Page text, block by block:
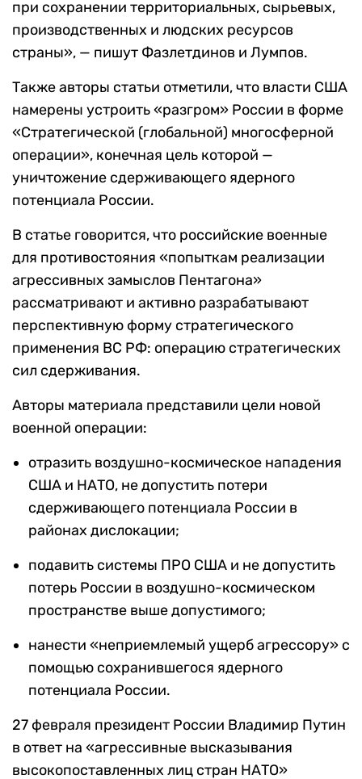
при сохранении территориальных, сырьевых,
производственных и людских ресурсов
страны», — пишут Фазлетдинов и Лумпов.
Также авторы статьи отметили, что власти США
намерены устроить «разгром» России в форме
«Стратегической (глобальной) многосферной
операции», конечная цель которой —
уничтожение сдерживающего ядерного
потенциала России.
В статье говорится, что российские военные
для противостояния «попыткам реализации
агрессивных замыслов Пентагона»
рассматривают и активно разрабатывают
перспективную форму стратегического
применения ВС РФ: операцию стратегических
сил сдерживания.
Авторы материала представили цели новой
военной операции:
отразить воздушно-космическое нападения
США и НАТО, не допустить потери
сдерживающего потенциала России в
районах дислокации;
подавить системы ПРО США и не допустить
потерь России в воздушно-космическом
пространстве выше допустимого;
нанести «неприемлемый ущерб агрессору» с
помощью сохранившегося ядерного
потенциала России.
27 февраля президент России Владимир Путин
в ответ на «агрессивные высказывания
высокопоставленных лиц стран НАТО»